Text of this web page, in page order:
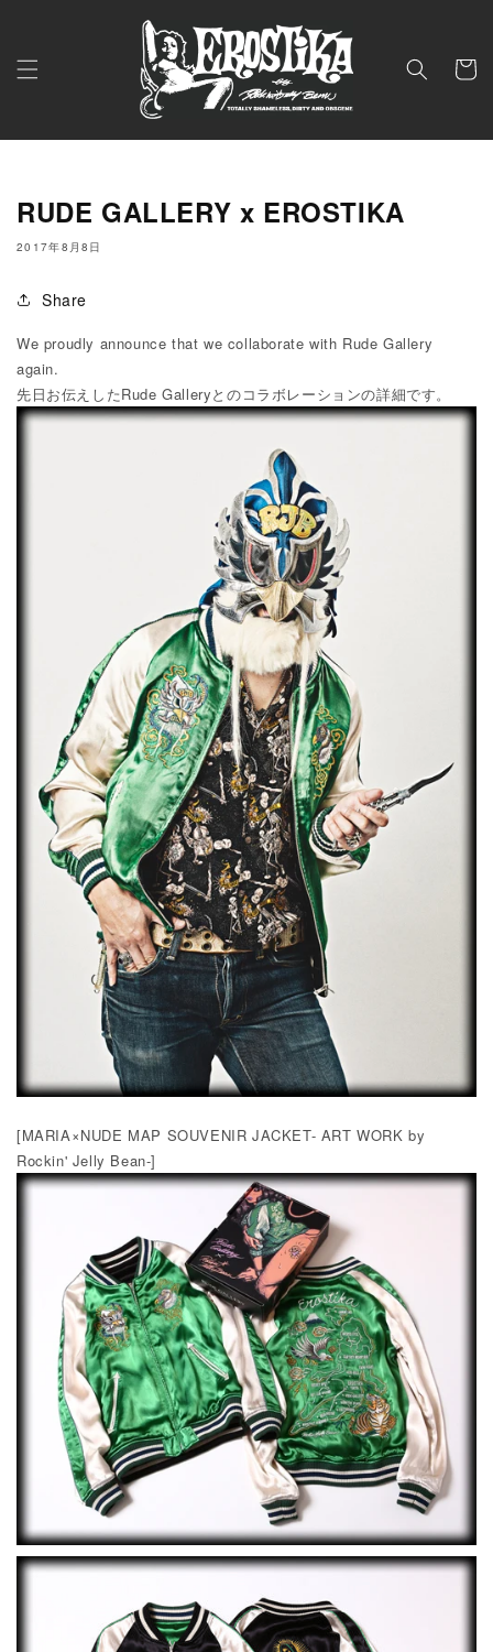
ー
RUDE GALLERY x EROSTIKA
2017年8月8日
Share
We proudly announce that we collaborate with Rude Gallery
again.
先日お伝えしたRude Galleryとのコラボレーションの詳細です。
[MARIA×NUDE MAP SOUVENIR JACKET- ART WORK by
Rockin' Jelly Bean-]